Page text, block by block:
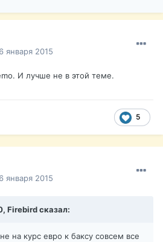
января 2015
И лучше не в этой теме.
5
января 2015
Firebird сказал:
на курс евро к баксу совсем все